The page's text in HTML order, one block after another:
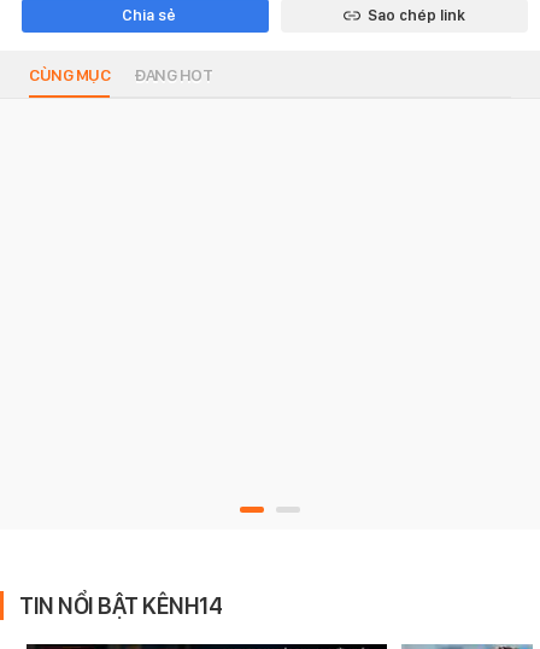
Chia sẻ Sao chép link
CÙNG MỤC ĐANG HOT
TIN NỔI BẬT KÊNH14